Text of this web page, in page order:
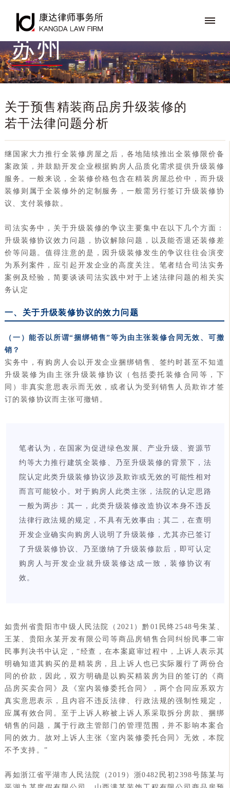
苏州
关于预售精装商品房升级装修的
若干法律问题分析
继国家大力推行全装修房屋之后，各地陆续推出全装修限价备
案政策，并鼓励开发企业根据购房人品质化需求提供升级装修
服务。一般来说，全装修价格包含在精装房屋总价中，而升级
装修则属于全装修外的定制服务，一般需另行签订升级装修协
议、支付装修款。
司法实务中，关于升级装修的争议主要集中在以下几个方面：
升级装修协议效力问题，协议解除问题，以及能否退还装修差
价等问题。值得注意的是，因升级装修发生的争议往往会演变
为系列案件，应引起开发企业的高度关注。笔者结合司法实务
案例及经验，简要谈谈司法实践中对于上述法律问题的相关实
务认定
一、关于升级装修协议的效力问题
（一）能否以所谓“捆绑销售”等为由主张装修合同无效、可撤
销？
实务中，有购房人会以开发企业捆绑销售、签约时甚至不知道
升级装修为由主张升级装修协议（包括委托装修合同等，下
同）非真实意思表示而无效，或者认为受到销售人员欺诈才签
订的装修协议而主张可撤销。
笔者认为，在国家为促进绿色发展、产业升级、资源节
约等大力推行建筑全装修、乃至升级装修的背景下，法
院认定此类升级装修协议涉及欺诈或无效的可能性相对
而言可能较小。对于购房人此类主张，法院的认定思路
一般为两步：其一，此类升级装修改造协议本身不违反
法律行政法规的规定，不具有无效事由；其二，在查明
开发企业确实向购房人说明了升级装修，尤其亦已签订
了升级装修协议、乃至缴纳了升级装修款后，即可认定
购房人与开发企业就升级装修达成一致，装修协议有
效。
如贵州省贵阳市中级人民法院（2021）黔01民终2548号朱某、
王某、贵阳永某开发有限公司等商品房销售合同纠纷民事二审
民事判决书中认定，“经查，在本案庭审过程中，上诉人表示其
明确知道其购买的是精装房，且上诉人也已实际履行了两份合
同的价款，因此，双方明确是以购买精装房为目的签订的《商
品房买卖合同》及《室内装修委托合同》，两个合同应系双方
真实意思表示，且内容不违反法律、行政法规的强制性规定，
应属有效合同。至于上诉人称被上诉人系采取拆分房款、捆绑
销售的问题，属于行政主管部门的管理范围，并不影响本案合
同的效力。故对上诉人主张《室内装修委托合同》无效，本院
不予支持。”
再如浙江省平湖市人民法院（2019）浙0482民初2398号陈某与